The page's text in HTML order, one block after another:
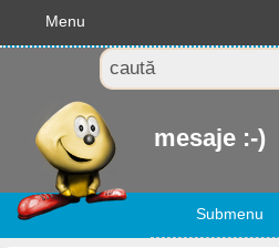
Menu
mesaje :-)
Submenu